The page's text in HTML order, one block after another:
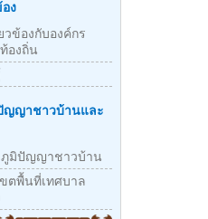
ง
วข้องกับองค์กร
องถิ่น
ญญาชาวบ้านและ
ภูมิปัญญาชาวบ้าน
ตพื้นที่เทศบาล